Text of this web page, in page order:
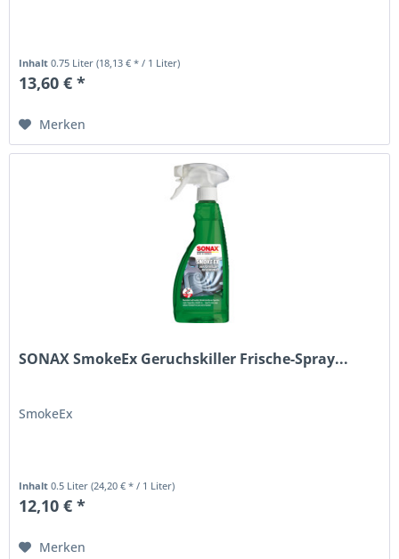
Inhalt0.75 Liter(18,13 € * / 1 Liter)
13,60 € *
Merken
SONAX SmokeEx Geruchskiller Frische-Spray...
SmokeEx
Inhalt0.5 Liter(24,20 € * / 1 Liter)
12,10 € *
Merken